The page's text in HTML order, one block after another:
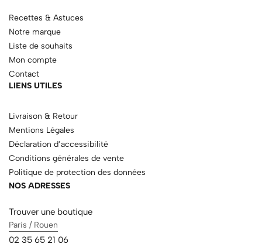
Recettes & Astuces
Notre marque
Liste de souhaits
Mon compte
Contact
LIENS UTILES
Livraison & Retour
Mentions Légales
Déclaration d’accessibilité
Conditions générales de vente
Politique de protection des données
NOS ADRESSES
Trouver une boutique
Paris / Rouen
02 35 65 21 06